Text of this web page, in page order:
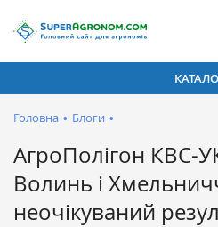
Головна • Блоги •
АгроПолігон КВС-
Волинь і
неочікуваний